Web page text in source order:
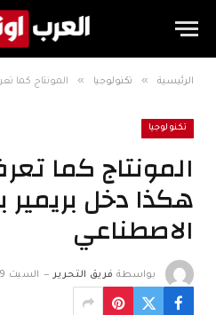
الرئيسية » تكنولوجيا » المونتاج كما تعرفه
تكنولوجيا
المونتاج كما
هكذا دخل بريمير
الاصطناعي
بواسطة فريق التحرير السبت 09 مايو 6:23 ص